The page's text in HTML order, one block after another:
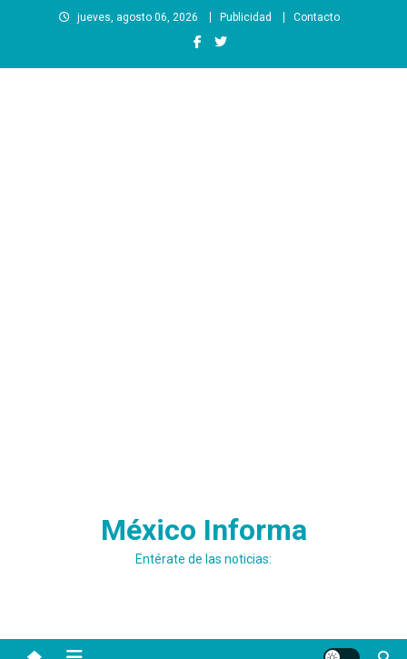
jueves, agosto 06, 2026 Publicidad Contacto
México Informa
Entérate de las noticias: